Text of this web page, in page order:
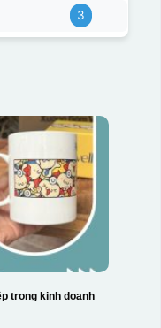
3
trong kinh doanh